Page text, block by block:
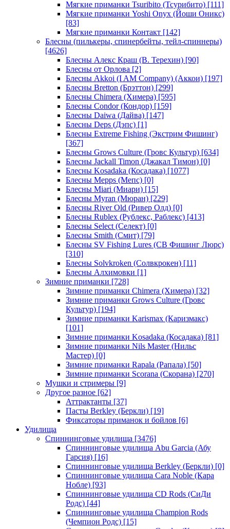
Мягкие приманки Tsuribito (Тсурибито) [111]
Мягкие приманки Yoshi Onyx (Йоши Оникс)
[83]
Мягкие приманки Контакт [142]
Блесны (пилькеры, спинербейты, тейл-спиннеры)
[4626]
Блесны Алекс Краш (В. Терехин) [90]
Блесны от Орлова [2]
Блесны Akkoi (I AM Company) (Аккои) [197]
Блесны Bretton (Брэттон) [299]
Блесны Chimera (Химера) [595]
Блесны Condor (Кондор) [159]
Блесны Daiwa (Дайва) [147]
Блесны Deps (Дэпс) [1]
Блесны Extreme Fishing (Экстрим Фишинг)
[367]
Блесны Grows Culture (Гровс Культур) [634]
Блесны Jackall Timon (Джакал Тимон) [0]
Блесны Kosadaka (Косадака) [1077]
Блесны Mepps (Мепс) [0]
Блесны Miari (Миари) [15]
Блесны Myran (Мюран) [229]
Блесны River Old (Ривер Олд) [0]
Блесны Rublex (Рублекс, Раблекс) [413]
Блесны Select (Селект) [0]
Блесны Smith (Смит) [79]
Блесны SV Fishing Lures (СВ Фишинг Люрс)
[310]
Блесны Solvkroken (Солвкрокен) [11]
Блесны Алхимовки [1]
Зимние приманки [728]
Зимние приманки Chimera (Химера) [32]
Зимние приманки Grows Culture (Гровс
Культур) [194]
Зимние приманки Karismax (Каризмакс)
[101]
Зимние приманки Kosadaka (Косадака) [81]
Зимние приманки Nils Master (Нильс
Мастер) [0]
Зимние приманки Rapala (Рапала) [50]
Зимние приманки Scorana (Скорана) [270]
Мушки и стримеры [9]
Другое разное [62]
Аттрактанты [37]
Пасты Berkley (Беркли) [19]
Фиксаторы приманок и бойлов [6]
Удилища
Спиннинговые удилища [3476]
Спиннинговые удилища Abu Garcia (Абу
Гарсия) [16]
Спиннинговые удилища Berkley (Беркли) [0]
Спиннинговые удилища Cara Noble (Кара
Нобле) [93]
Спиннинговые удилища CD Rods (СиДи
Родс) [44]
Спиннинговые удилища Champion Rods
(Чемпион Родс) [15]